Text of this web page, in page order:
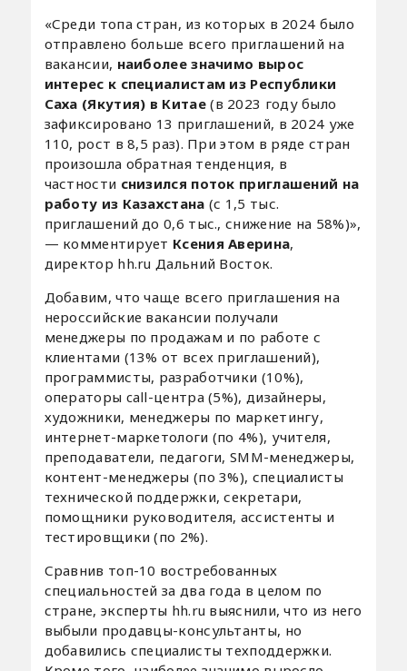
«Среди топа стран, из которых в 2024 было
отправлено больше всего приглашений на
вакансии, наиболее значимо вырос
интерес к специалистам из Республики
Саха (Якутия) в Китае(в 2023 году было
зафиксировано 13 приглашений, в 2024 уже
110, рост в 8,5 раз). При этом в ряде стран
произошла обратная тенденция, в
частности снизился поток приглашений на
работу из Казахстана (с 1,5 тыс.
приглашений до 0,6 тыс., снижение на 58%)»,
— комментирует Ксения Аверина,
директор hh.ru Дальний Восток.
Добавим, что чаще всего приглашения на
нероссийские вакансии получали
менеджеры по продажам и по работе с
клиентами (13% от всех приглашений),
программисты, разработчики (10%),
операторы call-центра (5%), дизайнеры,
художники, менеджеры по маркетингу,
интернет-маркетологи (по 4%), учителя,
преподаватели, педагоги, SMM-менеджеры,
контент-менеджеры (по 3%), специалисты
технической поддержки, секретари,
помощники руководителя, ассистенты и
тестировщики (по 2%).
Сравнив топ-10 востребованных
специальностей за два года в целом по
стране, эксперты hh.ru выяснили, что из него
выбыли продавцы-консультанты, но
добавились специалисты техподдержки.